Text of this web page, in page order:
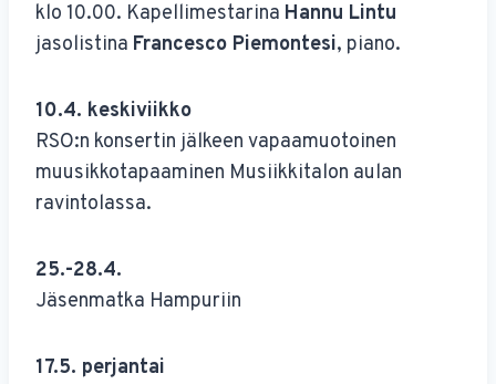
klo 10.00. Kapellimestarina Hannu Lintu
jasolistina Francesco Piemontesi, piano.
10.4. keskiviikko
RSO:n konsertin jälkeen vapaamuotoinen
muusikkotapaaminen Musiikkitalon aulan
ravintolassa.
25.-28.4.
Jäsenmatka Hampuriin
17.5. perjantai